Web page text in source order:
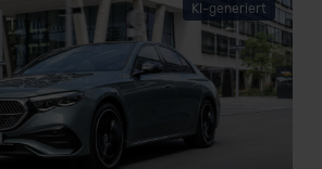
KI-generiert